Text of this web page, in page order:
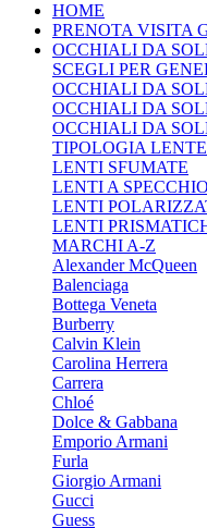
HOME
PRENOTA VISITA
OCCHIALI DA
SCEGLI PER
OCCHIALI DA
OCCHIALI DA
OCCHIALI DA
TIPOLOGIA LENTE
LENTI SFUMATE
LENTI A SPECCHIO
LENTI
LENTI
MARCHI A-Z
Alexander McQueen
Balenciaga
Bottega Veneta
Burberry
Calvin Klein
Carolina Herrera
Carrera
Chloé
Dolce & Gabbana
Emporio Armani
Furla
Giorgio Armani
Gucci
Guess